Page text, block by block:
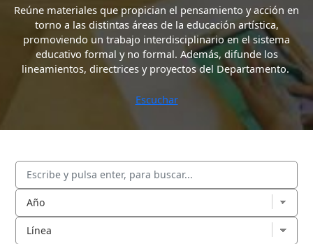
Reúne materiales que propician el pensamiento y acción en
torno a las distintas áreas de la educación artística,
promoviendo un trabajo interdisciplinario en el sistema
educativo formal y no formal. Además, difunde los
lineamientos, directrices y proyectos del Departamento.
Escuchar